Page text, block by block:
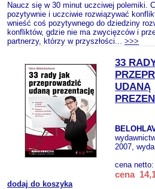
Naucz się w 30 minut uczciwej polemiki.
pozytywnie i uczciwie rozwiązywać
wnieść coś pozytywnego do dziedziny
konfliktów, gdzie nie ma zwycięzców i
partnerzy, którzy w przyszłości... >>>
33
UDANĄ
2007,
cena
cena
dodaj do koszyka